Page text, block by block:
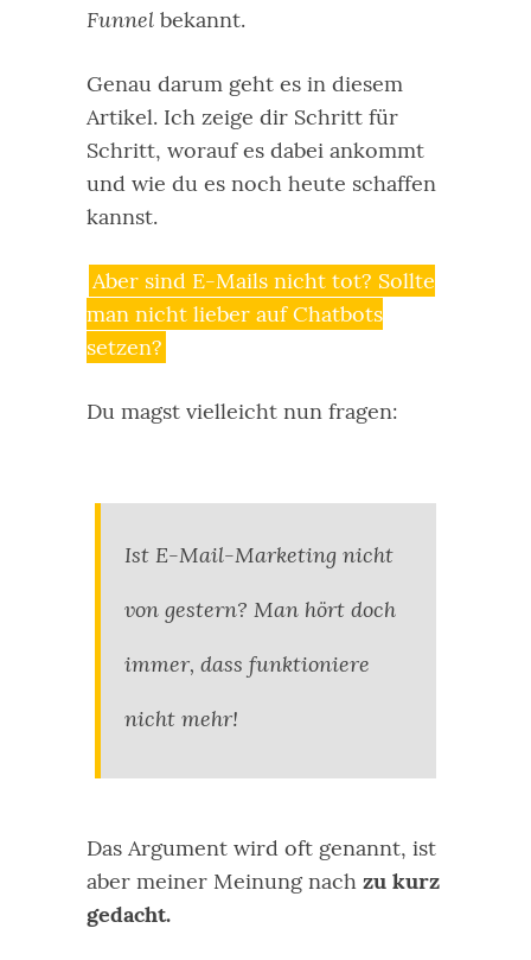
Funnelbekannt.
Genau darum geht es in diesem
Artikel. Ich zeige dir Schritt für
Schritt, worauf es dabei ankommt
und wie du es noch heute schaffen
kannst.
Aber sind E-Mails nicht tot? Sollte
man nicht lieber auf Chatbots
setzen?
Du magst vielleicht nun fragen:
Ist E-Mail-Marketing nicht
von gestern? Man hört doch
immer, dass funktioniere
nicht mehr!
Das Argument wird oft genannt, ist
aber meiner Meinung nach zu kurz
gedacht.